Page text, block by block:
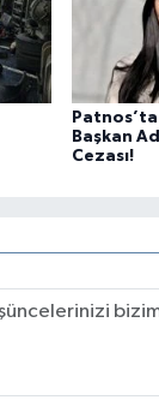
Patnos’ta
Başkan
Cezası!